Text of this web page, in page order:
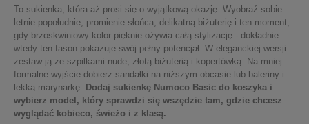
To sukienka, która aż prosi się o wyjątkową okazję. Wyobraź sobie
letnie popołudnie, promienie słońca, delikatną biżuterię i ten moment,
gdy brzoskwiniowy kolor pięknie ożywia całą stylizację - dokładnie
wtedy ten fason pokazuje swój pełny potencjał. W eleganckiej wersji
zestaw ją ze szpilkami nude, złotą biżuterią i kopertówką. Na mniej
formalne wyjście dobierz sandałki na niższym obcasie lub baleriny i
lekką marynarkę. Dodaj sukienkę Numoco Basic do koszyka i
wybierz model, który sprawdzi się wszędzie tam, gdzie chcesz
wyglądać kobieco, świeżo i z klasą.